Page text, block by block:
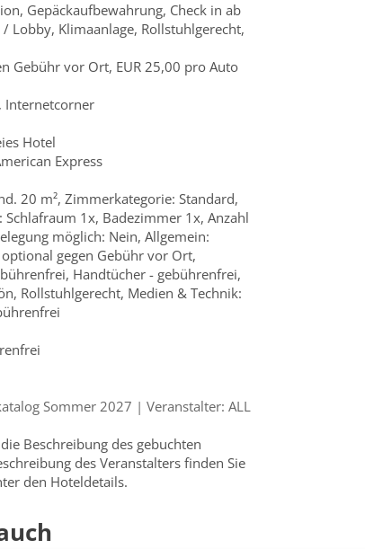
Gepäckaufbewahrung, Check in ab
Lobby, Klimaanlage, Rollstuhlgerecht,
Gebühr vor Ort, EUR 25,00 pro Auto
Internetcorner
Hotel
Express
20 m², Zimmerkategorie: Standard,
1x, Badezimmer 1x, Anzahl
möglich: Nein, Allgemein:
gegen Gebühr vor Ort,
Handtücher - gebührenfrei,
Rollstuhlgerecht, Medien & Technik:
Sommer 2027 | Veranstalter: ALL
Beschreibung des gebuchten
des Veranstalters finden Sie
den Hoteldetails.